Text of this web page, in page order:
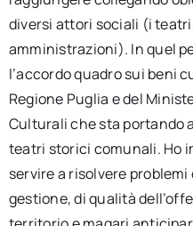
diversi attori sociali (i
amministrazioni). In quel
l’accordo quadro sui beni
Regione Puglia e del
Culturali che sta portando
teatri storici comunali. Ho
servire a risolvere
gestione, di qualità